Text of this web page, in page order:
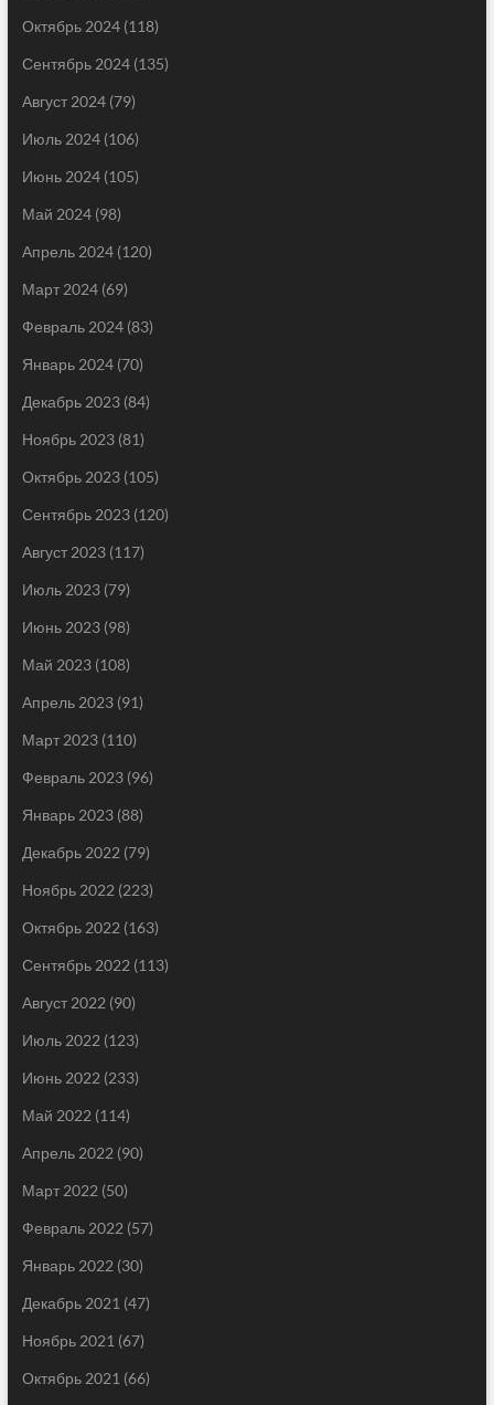
Октябрь 2024(118)
Сентябрь 2024(135)
Август 2024(79)
Июль 2024(106)
Июнь 2024(105)
Май 2024(98)
Апрель 2024(120)
Март 2024(69)
Февраль 2024(83)
Январь 2024(70)
Декабрь 2023(84)
Ноябрь 2023(81)
Октябрь 2023(105)
Сентябрь 2023(120)
Август 2023(117)
Июль 2023(79)
Июнь 2023(98)
Май 2023(108)
Апрель 2023(91)
Март 2023(110)
Февраль 2023(96)
Январь 2023(88)
Декабрь 2022 (79)
Ноябрь 2022 (223)
Октябрь 2022 (163)
Сентябрь 2022 (113)
Август 2022 (90)
Июль 2022 (123)
Июнь 2022 (233)
Май 2022 (114)
Апрель 2022 (90)
Март 2022 (50)
Февраль 2022 (57)
Январь 2022 (30)
Декабрь 2021 (47)
Ноябрь 2021 (67)
Октябрь 2021 (66)